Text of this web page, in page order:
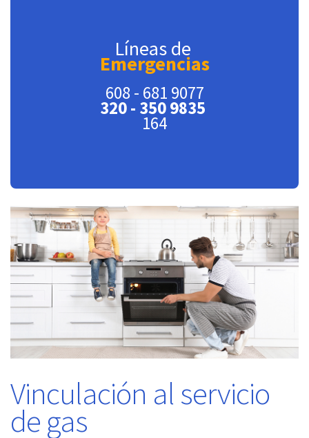
Líneas de
Emergencias
608 - 681 9077
320 - 350 9835
164
Vinculación al servicio
de gas